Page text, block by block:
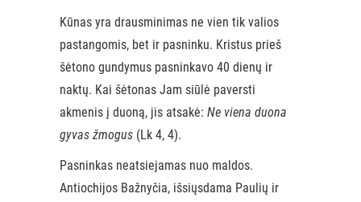
Kūnas yra drausminimas ne vien tik valios
pastangomis, bet ir pasninku. Kristus prieš
šėtono gundymus pasninkavo 40 dienų ir
naktų. Kai šėtonas Jam siūlė paversti
akmenis į duoną, jis atsakė: Ne viena duona
gyvas žmogus (Lk 4, 4).
Pasninkas neatsiejamas nuo maldos.
Antiochijos Bažnyčia, išsiųsdama Paulių ir